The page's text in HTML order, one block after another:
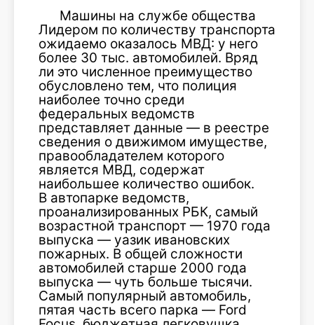
Машины на службе общества
Лидером по количеству транспорта
ожидаемо оказалось МВД: у него
более 30 тыс. автомобилей. Вряд
ли это численное преимущество
обусловлено тем, что полиция
наиболее точно среди
федеральных ведомств
представляет данные — в реестре
сведения о движимом имуществе,
правообладателем которого
является МВД, содержат
наибольшее количество ошибок.
В автопарке ведомств,
проанализированных РБК, самый
возрастной транспорт — 1970 года
выпуска — уазик ивановских
пожарных. В общей сложности
автомобилей старше 2000 года
выпуска — чуть больше тысячи.
Самый популярный автомобиль,
пятая часть всего парка — Ford